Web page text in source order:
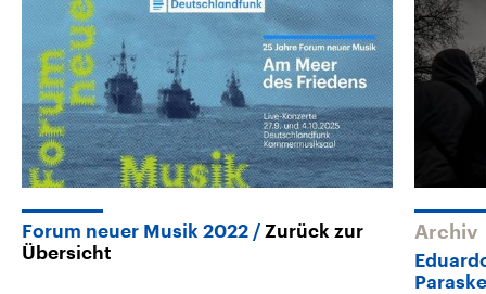
Forum neuer Musik 2022
Zurück zur
Übersicht
Archiv